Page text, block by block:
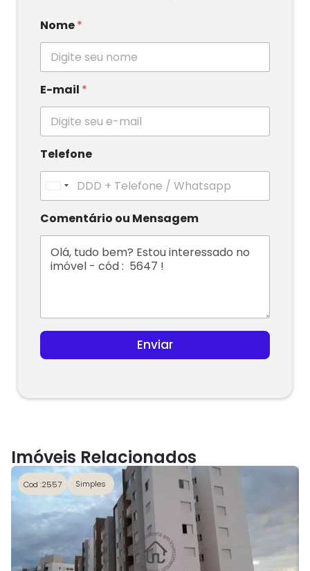
Nome*
E-mail *
Telefone
n
i
d
S
e
s
1
Comentário ou Mensagem
Enviar
Imóveis Relacionados
Cod :2557 Simples